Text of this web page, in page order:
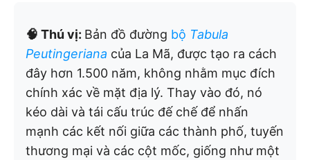
🧠 Thú vị: Bản đồ đường bộ Tabula
Peutingeriana của La Mã, được tạo ra cách
đây hơn 1.500 năm, không nhằm mục đích
chính xác về mặt địa lý. Thay vào đó, nó
kéo dài và tái cấu trúc đế chế để nhấn
mạnh các kết nối giữa các thành phố, tuyến
thương mại và các cột mốc, giống như một